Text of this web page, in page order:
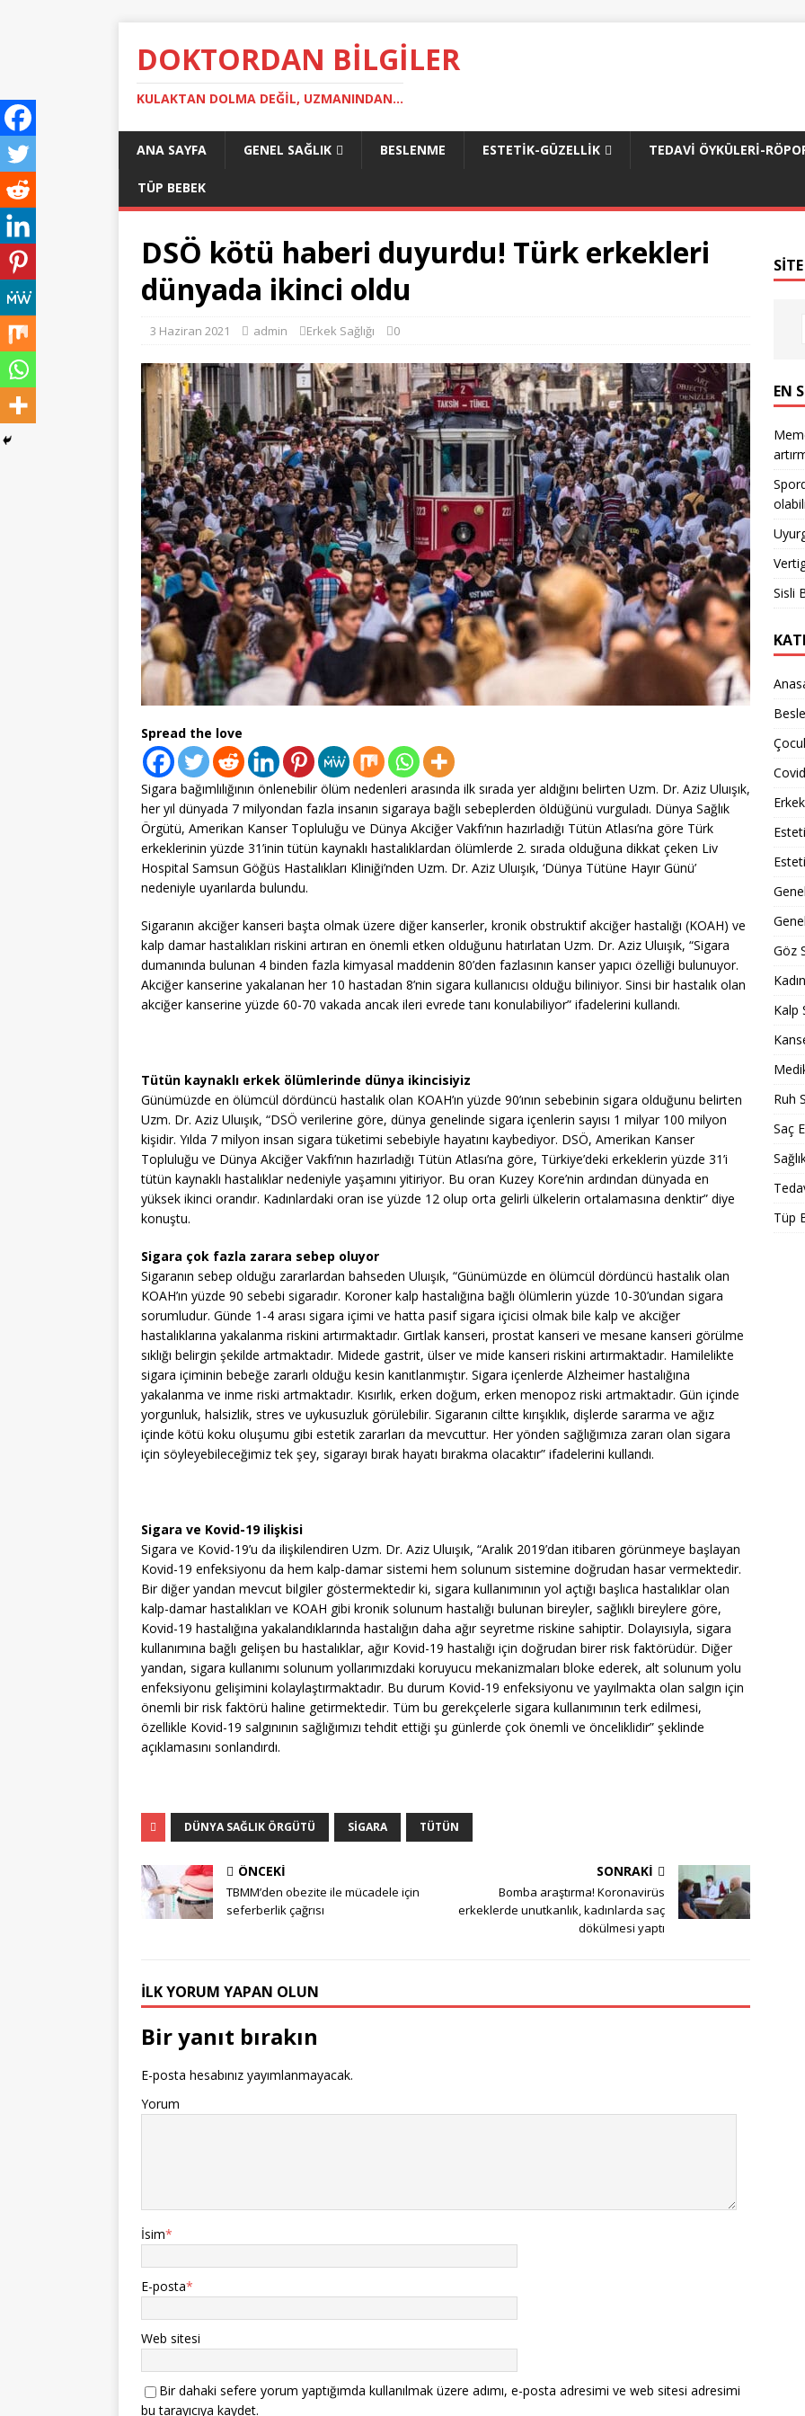
DOKTORDAN BILGILER
KULAKTAN DOLMA DEĞIL, UZMANINDAN...
ANA SAYFA GENEL SAĞLIK BESLENME ESTETIK-GÜZELLIK TEDAVI ÖYKÜLERI-
TÜP BEBEK
DSÖ kötü haberi duyurdu! Türk erkekleri
dünyada ikinci oldu
3 Haziran 2021 admin Erkek Sağlığı 0
Spread the love
Sigara bağımlılığının önlenebilir ölüm nedenleri arasında ilk sırada yer aldığını belirten Uzm. Dr. Aziz Uluışık,
her yıl dünyada 7 milyondan fazla insanın sigaraya bağlı sebeplerden öldüğünü vurguladı. Dünya Sağlık
Örgütü, Amerikan Kanser Topluluğu ve Dünya Akciğer Vakfı’nın hazırladığı Tütün Atlası’na göre Türk
erkeklerinin yüzde 31’inin tütün kaynaklı hastalıklardan ölümlerde 2. sırada olduğuna dikkat çeken Liv
Hospital Samsun Göğüs Hastalıkları Kliniği’nden Uzm. Dr. Aziz Uluışık, ‘Dünya Tütüne Hayır Günü’
nedeniyle uyarılarda bulundu.
Sigaranın akciğer kanseri başta olmak üzere diğer kanserler, kronik obstruktif akciğer hastalığı (KOAH) ve
kalp damar hastalıkları riskini artıran en önemli etken olduğunu hatırlatan Uzm. Dr. Aziz Uluışık, “Sigara
dumanında bulunan 4 binden fazla kimyasal maddenin 80’den fazlasının kanser yapıcı özelliği bulunuyor.
Akciğer kanserine yakalanan her 10 hastadan 8’nin sigara kullanıcısı olduğu biliniyor. Sinsi bir hastalık olan
akciğer kanserine yüzde 60-70 vakada ancak ileri evrede tanı konulabiliyor” ifadelerini kullandı.
Tütün kaynaklı erkek ölümlerinde dünya ikincisiyiz
Günümüzde en ölümcül dördüncü hastalık olan KOAH’ın yüzde 90’ının sebebinin sigara olduğunu belirten
Uzm. Dr. Aziz Uluışık, “DSÖ verilerine göre, dünya genelinde sigara içenlerin sayısı 1 milyar 100 milyon
kişidir. Yılda 7 milyon insan sigara tüketimi sebebiyle hayatını kaybediyor. DSÖ, Amerikan Kanser
Topluluğu ve Dünya Akciğer Vakfı’nın hazırladığı Tütün Atlası’na göre, Türkiye’deki erkeklerin yüzde 31’i
tütün kaynaklı hastalıklar nedeniyle yaşamını yitiriyor. Bu oran Kuzey Kore’nin ardından dünyada en
yüksek ikinci orandır. Kadınlardaki oran ise yüzde 12 olup orta gelirli ülkelerin ortalamasına denktir” diye
konuştu.
Sigara çok fazla zarara sebep oluyor
Sigaranın sebep olduğu zararlardan bahseden Uluışık, “Günümüzde en ölümcül dördüncü hastalık olan
KOAH’ın yüzde 90 sebebi sigaradır. Koroner kalp hastalığına bağlı ölümlerin yüzde 10-30’undan sigara
sorumludur. Günde 1-4 arası sigara içimi ve hatta pasif sigara içicisi olmak bile kalp ve akciğer
hastalıklarına yakalanma riskini artırmaktadır. Gırtlak kanseri, prostat kanseri ve mesane kanseri görülme
sıklığı belirgin şekilde artmaktadır. Midede gastrit, ülser ve mide kanseri riskini artırmaktadır. Hamilelikte
sigara içiminin bebeğe zararlı olduğu kesin kanıtlanmıştır. Sigara içenlerde Alzheimer hastalığına
yakalanma ve inme riski artmaktadır. Kısırlık, erken doğum, erken menopoz riski artmaktadır. Gün içinde
yorgunluk, halsizlik, stres ve uykusuzluk görülebilir. Sigaranın ciltte kırışıklık, dişlerde sararma ve ağız
içinde kötü koku oluşumu gibi estetik zararları da mevcuttur. Her yönden sağlığımıza zararı olan sigara
için söyleyebileceğimiz tek şey, sigarayı bırak hayatı bırakma olacaktır” ifadelerini kullandı.
Sigara ve Kovid-19 ilişkisi
Sigara ve Kovid-19’u da ilişkilendiren Uzm. Dr. Aziz Uluışık, “Aralık 2019’dan itibaren görünmeye başlayan
Kovid-19 enfeksiyonu da hem kalp-damar sistemi hem solunum sistemine doğrudan hasar vermektedir.
Bir diğer yandan mevcut bilgiler göstermektedir ki, sigara kullanımının yol açtığı başlıca hastalıklar olan
kalp-damar hastalıkları ve KOAH gibi kronik solunum hastalığı bulunan bireyler, sağlıklı bireylere göre,
Kovid-19 hastalığına yakalandıklarında hastalığın daha ağır seyretme riskine sahiptir. Dolayısıyla, sigara
kullanımına bağlı gelişen bu hastalıklar, ağır Kovid-19 hastalığı için doğrudan birer risk faktörüdür. Diğer
yandan, sigara kullanımı solunum yollarımızdaki koruyucu mekanizmaları bloke ederek, alt solunum yolu
enfeksiyonu gelişimini kolaylaştırmaktadır. Bu durum Kovid-19 enfeksiyonu ve yayılmakta olan salgın için
önemli bir risk faktörü haline getirmektedir. Tüm bu gerekçelerle sigara kullanımının terk edilmesi,
özellikle Kovid-19 salgınının sağlığımızı tehdit ettiği şu günlerde çok önemli ve önceliklidir” şeklinde
açıklamasını sonlandırdı.
DÜNYA SAĞLIK ÖRGÜTÜ SIGARA TÜTÜN
ÖNCEKI
TBMM’den obezite ile mücadele için
seferberlik çağrısı
SONRAKI
Bomba araştırma! Koronavirüs
erkeklerde unutkanlık, kadınlarda saç
dökülmesi yaptı
İLK YORUM YAPAN OLUN
Bir yanıt bırakın
E-posta hesabınız yayımlanmayacak.
Yorum
İsim*
E-posta*
Web sitesi
Bir dahaki sefere yorum yaptığımda kullanılmak üzere adımı, e-posta adresimi ve web sitesi adresimi
bu tarayıcıya kaydet.
EN
Sisli
Covid
Genel
Göz
Kalp
Ruh
Saç
Tüp